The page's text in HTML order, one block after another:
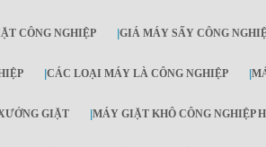
CÔNG NGHIỆP |GIÁ MÁY SẤY CÔNG
|CÁC LOẠI MÁY LÀ CÔNG NGHIỆP |
GIẶT |MÁY GIẶT KHÔ CÔNG NGHIỆP